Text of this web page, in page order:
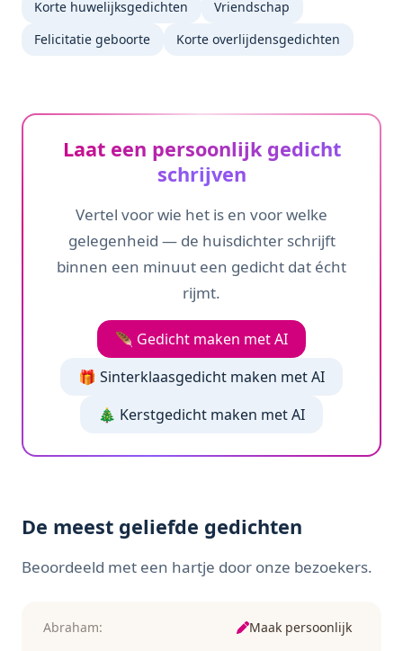
Korte huwelijksgedichten
Vriendschap
Felicitatie geboorte
Korte overlijdensgedichten
Laat een persoonlijk gedicht
schrijven
Vertel voor wie het is en voor welke
gelegenheid — de huisdichter schrijft
binnen een minuut een gedicht dat écht
rijmt.
🪶 Gedicht maken met AI
🎁 Sinterklaasgedicht maken met AI
🎄 Kerstgedicht maken met AI
De meest geliefde gedichten
Beoordeeld met een hartje door onze bezoekers.
Abraham: Maak persoonlijk